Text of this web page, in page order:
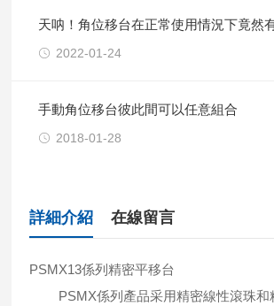
天呐！角位移台在正常使用情況下竟然
2022-01-24
手動角位移台彼此間可以任意組合
2018-01-28
詳細介紹 在線留言
PSMX13係列精密平移台
PSMX係列產品采用精密線性滾珠和